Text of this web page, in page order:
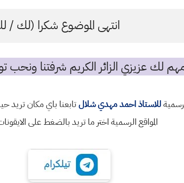
انتهى الموضوع شكرا (لك /
لك عزيزي الزائر الكريم شرفتنا ونحب
للاستاذ احمد مهدي شلالتابعنا باي مكان تريد
المواقع الرسمية اختر ما تريد بالضغط على